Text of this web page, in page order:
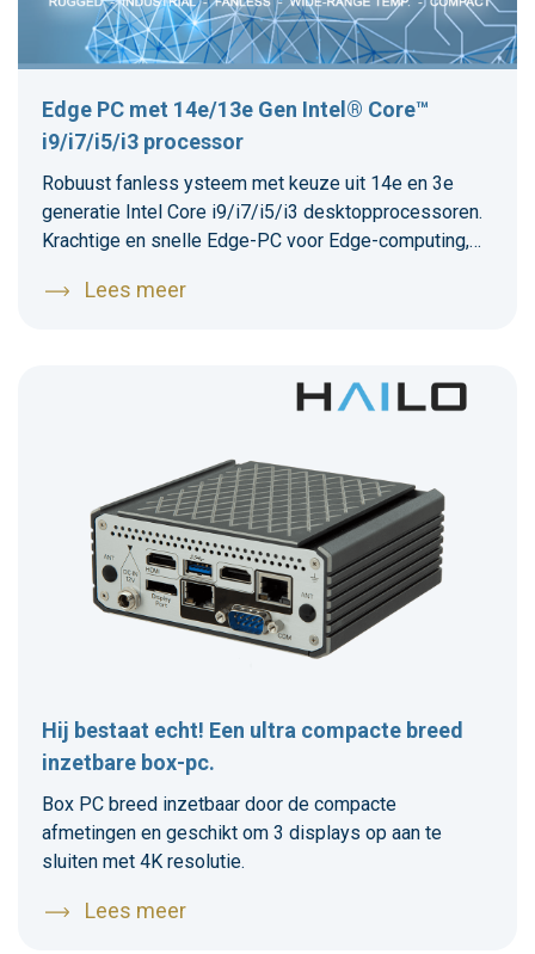
Edge PC met 14e/13e Gen Intel® Core™
i9/i7/i5/i3 processor
Robuust fanless ysteem met keuze uit 14e en 3e
generatie Intel Core i9/i7/i5/i3 desktopprocessoren.
Krachtige en snelle Edge-PC voor Edge-computing,
gewenst is.
Lees meer
Hij bestaat echt! Een ultra compacte breed
inzetbare box-pc.
Box PC breed inzetbaar door de compacte
afmetingen en geschikt om 3 displays op aan te
sluiten met 4K resolutie.
Lees meer